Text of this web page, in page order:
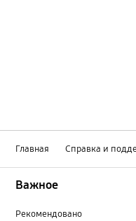
Главная Справка и
Важное
Рекомендовано